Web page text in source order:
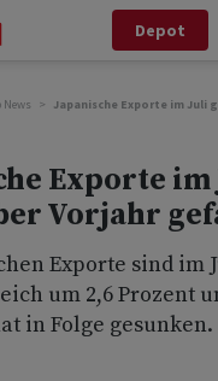
Depot
News Japanische Exporte im Juli
Exporte im
Vorjahr
Exporte sind im
um 2,6 Prozent
in Folge gesunken.